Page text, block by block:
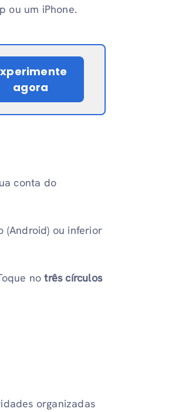
ou um iPhone.
agora
conta do
(Android) ou inferior
no três círculos
organizadas